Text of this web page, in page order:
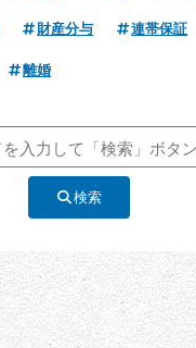
財産分与 連帯保証
離婚
検索